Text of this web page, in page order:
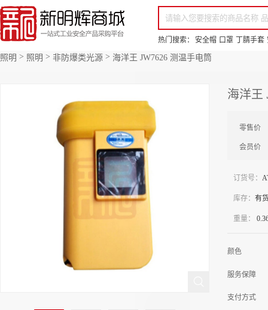
你好，欢迎来到新明辉！ 请登录
免费注册
专属服务 超低折扣价
热门搜索：
安全帽 口罩 丁腈手套
全部商品分类 场景采购 品
照明 > 照明 > 非防爆类光源 > 海洋王 JW7626 测温手电筒
海洋王
零售价
会员价
订货号：
库存： 有
重量：
颜色
服务保障
支付方式